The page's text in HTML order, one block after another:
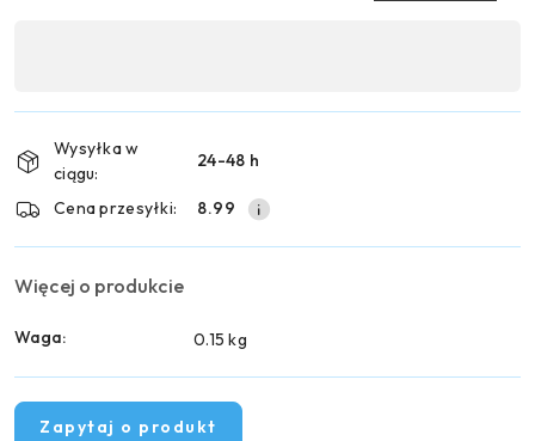
dostawa
Wysyłka w
ciągu:
24-48 h
Cena przesyłki: 8.99
Więcej o produkcie
Waga: 0.15 kg
Zapytaj o produkt